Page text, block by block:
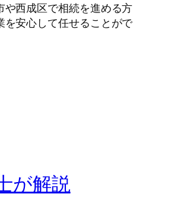
西成区で相続を進める方
安心して任せることがで
が解説